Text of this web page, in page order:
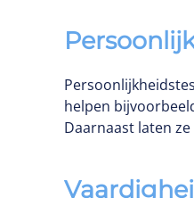
helpen
Daarnaast laten